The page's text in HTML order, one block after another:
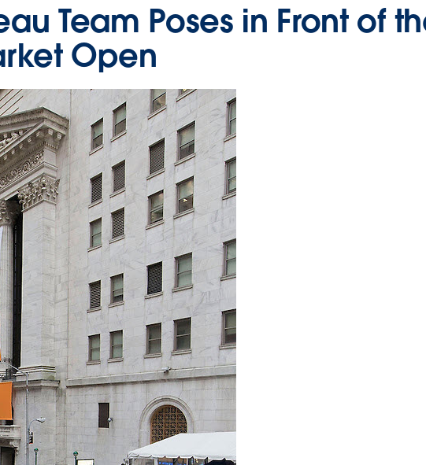
Team Poses in Front of
Open